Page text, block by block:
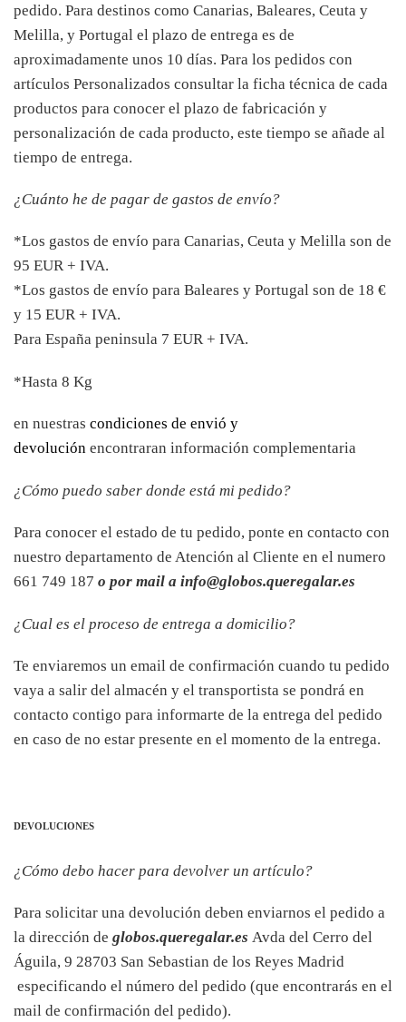
pedido. Para destinos como Canarias, Baleares, Ceuta y
Melilla, y Portugal el plazo de entrega es de
aproximadamente unos 10 días. Para los pedidos con
artículos Personalizados consultar la ficha técnica de cada
productos para conocer el plazo de fabricación y
personalización de cada producto, este tiempo se añade al
tiempo de entrega.
¿Cuánto he de pagar de gastos de envío?
*Los gastos de envío para Canarias, Ceuta y Melilla son de
95 EUR + IVA.
*Los gastos de envío para Baleares y Portugal son de 18 €
y 15 EUR + IVA.
Para España peninsula 7 EUR + IVA.
*Hasta 8 Kg
en nuestras condiciones de envió y
devolución encontraran información complementaria
¿Cómo puedo saber donde está mi pedido?
Para conocer el estado de tu pedido, ponte en contacto con
nuestro departamento de Atención al Cliente en el numero
661 749 187 o por mail a info@globos.queregalar.es
¿Cual es el proceso de entrega a domicilio?
Te enviaremos un email de confirmación cuando tu pedido
vaya a salir del almacén y el transportista se pondrá en
contacto contigo para informarte de la entrega del pedido
en caso de no estar presente en el momento de la entrega.
DEVOLUCIONES
¿Cómo debo hacer para devolver un artículo?
Para solicitar una devolución deben enviarnos el pedido a
la dirección de globos.queregalar.es Avda del Cerro del
Águila, 9 28703 San Sebastian de los Reyes Madrid
especificando el número del pedido (que encontrarás en el
mail de confirmación del pedido).